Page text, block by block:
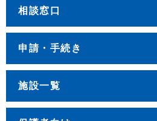
相談窓口
申請・手続き
施設一覧